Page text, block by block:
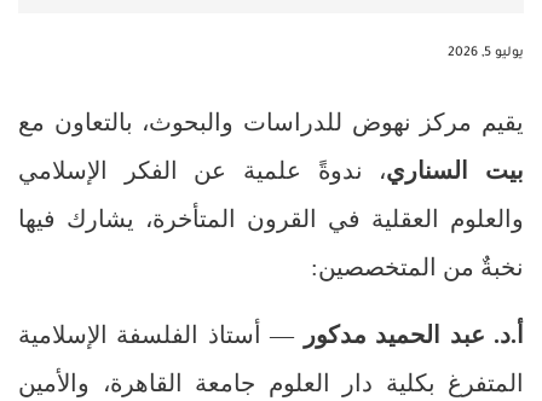
يوليو 5, 2026
يقيم مركز نهوض للدراسات والبحوث، بالتعاون مع
بيت السناري، ندوةً علمية عن الفكر الإسلامي
والعلوم العقلية في القرون المتأخرة، يشارك فيها
نخبةٌ من المتخصصين:
أ.د. عبد الحميد مدكور — أستاذ الفلسفة الإسلامية
المتفرغ بكلية دار العلوم جامعة القاهرة، والأمين